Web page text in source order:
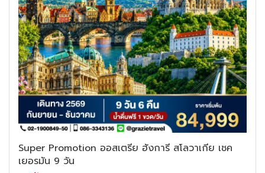
Super Promotion ออสเตรีย ฮังการี สโลวาเกีย เชค
เยอรมัน 9 วัน